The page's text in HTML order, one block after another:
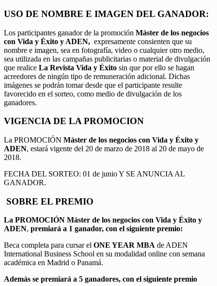
USO DE NOMBRE E IMAGEN DEL GANADOR:
Los participantes ganador de la promoción Máster de los negocios
con Vida y Éxito y ADEN, expresamente consienten que su
nombre e imagen, sea en fotografía, video o cualquier otro medio,
sea utilizada en las campañas publicitarias o material de divulgación
que realice La Revista Vida y Éxito sin que por ello se hagan
acreedores de ningún tipo de remuneración adicional. Dichas
imágenes se podrán tomar desde que el participante resulte
favorecido en el sorteo, como medio de divulgación de los
ganadores.
VIGENCIA DE LA PROMOCION
La PROMOCIÓN Máster de los negocios con Vida y Éxito y
ADEN, estará vigente del 20 de marzo de 2018 al 20 de mayo de
2018.
FECHA DEL SORTEO: 01 de junio Y SE ANUNCIA AL
GANADOR.
SOBRE EL PREMIO
La PROMOCIÓN Máster de los negocios con Vida y Éxito y
ADEN, premiará a 1 ganador, con el siguiente premio:
Beca completa para cursar el ONE YEAR MBA de ADEN
International Business School en su modalidad online con semana
académica en Madrid o Panamá.
Además se premiará a 5 ganadores, con el siguiente premio